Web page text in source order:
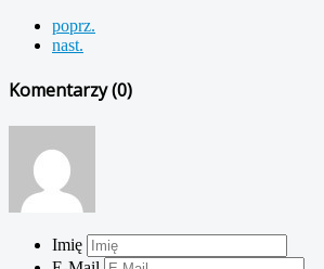
poprz.
nast.
Komentarzy (0)
Imię